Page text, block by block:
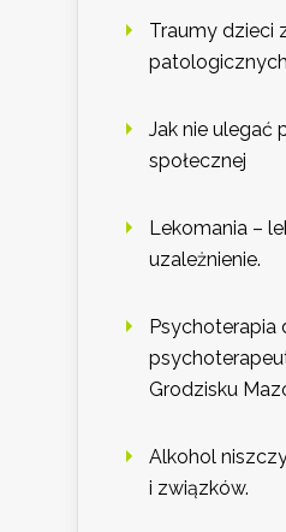
Traumy dzieci
patologicznych
Jak nie ulegać
społecznej
Lekomania –
uzależnienie.
Psychoterapia
Grodzisku
Alkohol
i związków.